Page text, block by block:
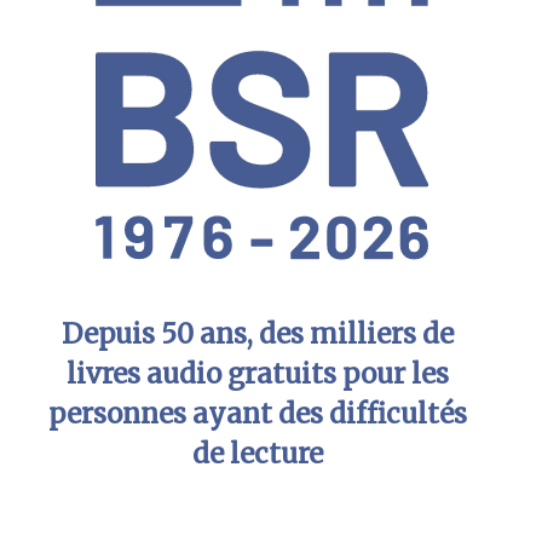
Depuis 50 ans, des milliers de
livres audio gratuits pour les
personnes ayant des difficultés
de lecture